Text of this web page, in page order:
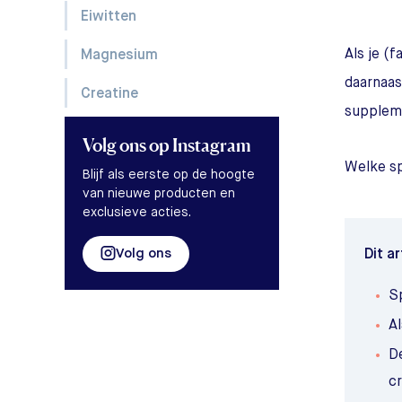
Eiwitten
Magnesium
Creatine
Volg onsop Instagram
Blijf als eerste op de hoogte
van nieuwe producten en
exclusieve acties.
Volg ons
Als je
Welke
Dit